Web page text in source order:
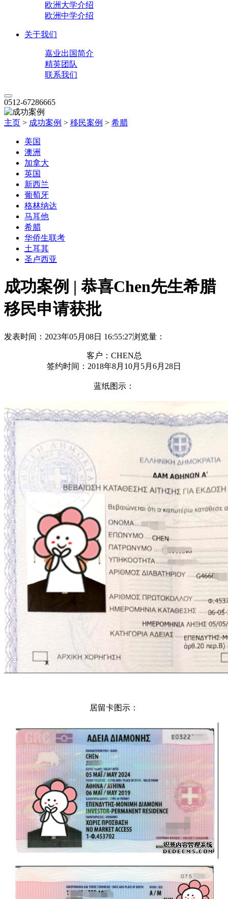
欧洲大学介绍
欧洲中学介绍
关于我们
嘉业出国简介
精英团队
联系我们
0512-67286665
主页 > 成功案例 > 移民案例 > 希腊
美国
澳洲
加拿大
英国
新西兰
葡萄牙
格林纳达
马耳他
希腊
华侨生联考
土耳其
圣卢西亚
成功案例 | 恭喜Chen先生希腊
移民申请获批
发表时间：2023年05月08日 16:55:27浏览量：
客户：CHEN总
签约时间：2018年8月 10月 5月 6月28日
蓝纸图示：
居留卡图示：